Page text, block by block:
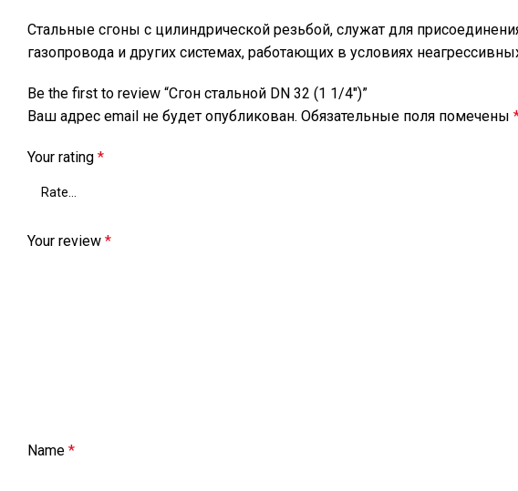
Стальные сгоны с цилиндрической резьбой, служат для
газопровода и других системах, работающих в условиях
Be the first to review “Сгон стальной DN 32 (1 1/4″)”
Ваш адрес email не будет опубликован. Обязательные поля помечены
Your rating *
Your review *
Name *